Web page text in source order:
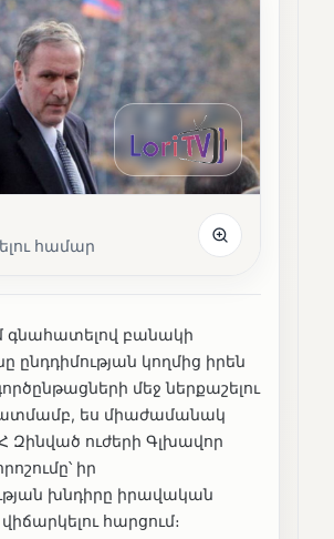
համար
գնահատելով բանակի
ընդդիմության կողմից իրեն
մեջ ներքաշելու
ես միաժամանակ
Զինված ուժերի Գլխավոր
իր
խնդիրը իրավական
հարցում։